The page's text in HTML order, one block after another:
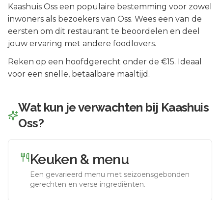
Kaashuis Oss een populaire bestemming voor zowel
inwoners als bezoekers van Oss. Wees een van de
eersten om dit restaurant te beoordelen en deel
jouw ervaring met andere foodlovers.
Reken op een hoofdgerecht onder de €15. Ideaal
voor een snelle, betaalbare maaltijd.
Wat kun je verwachten bij Kaashuis
Oss?
Keuken & menu
Een gevarieerd menu met seizoensgebonden
gerechten en verse ingrediënten.